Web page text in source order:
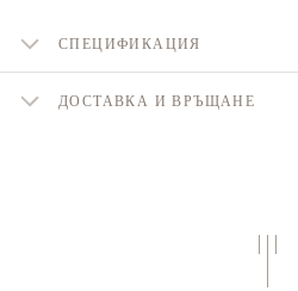
СПЕЦИФИКАЦИЯ
ДОСТАВКА И ВРЪЩАНЕ